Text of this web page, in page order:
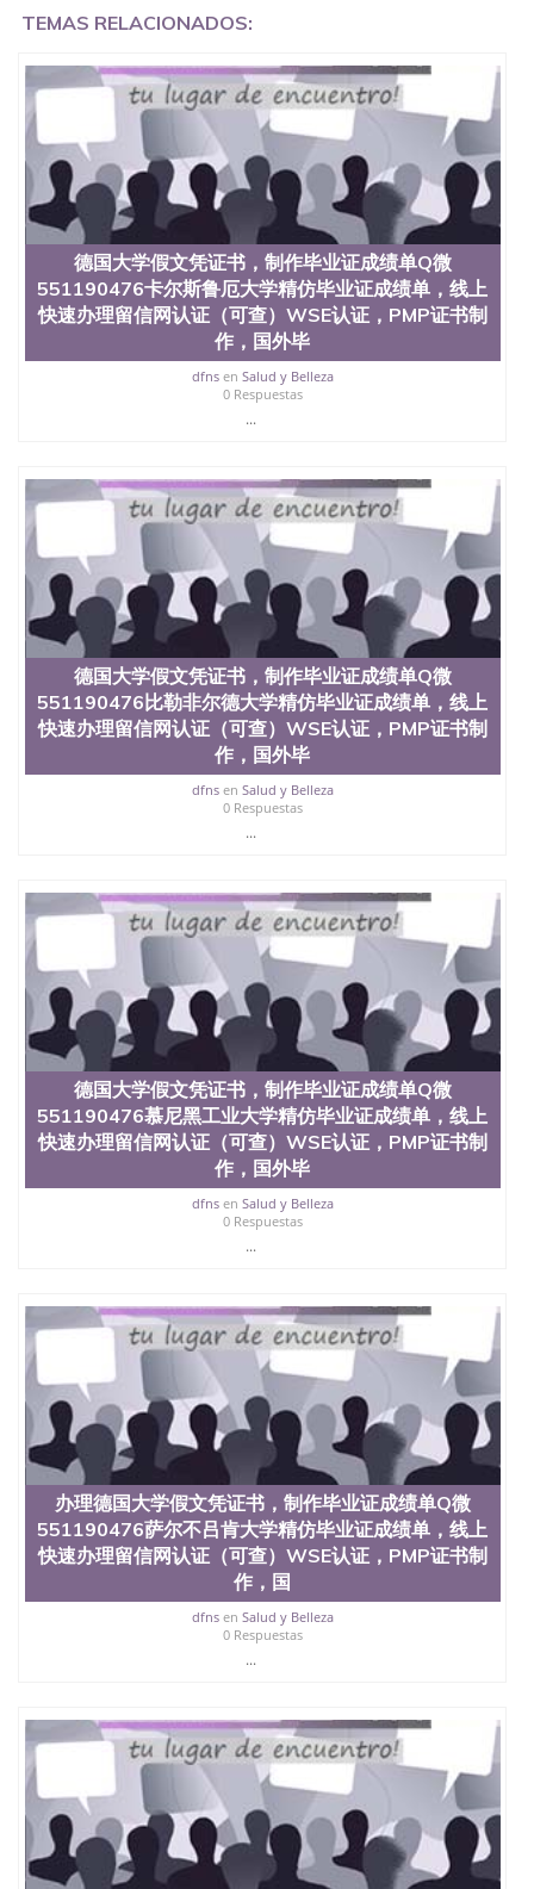
551190476国外大学文凭可以打工作吗551190476怎
证551190476哪里可以办理澳洲毕业证551190476留
学生在哪里可以买假毕业证551190476哪里可以办理
加拿大毕业证551190476申请学校办理假的毕业证成
绩单可以吗551190476哪里可以办理水印成绩单
551190476哪里可以修改成绩单GPA分数551190476
假毕业证能查出来吗551190476假文凭网上能查到吗
551190476 如何拿到国外毕业证QQ微信551190476办
假大学毕业证QQ微信551190476国外毕业证去哪认证
QQ微信551190476找毕业证封皮QQ微信551190476国
外毕业证外壳定制QQ微信551190476快速代办国外毕
业证QQ微信551190476快速拿到国外文凭QQ微信
551190476国外留学文凭认证QQ微信551190476国外
文凭回国认证QQ微信551190476泰国文凭办理QQ微
信551190476法国留学回国证明QQ微信551190476 国
外烫金照片QQ微信551190476外国文凭在中国有用吗
QQ微信551190476德国留学回国证明QQ微信
吗QQ微信551190476买国外文凭质量QQ微信
551190476国外本科毕业证怎么办理QQ微信
551190476国外大学文凭真制作QQ微信551190476办
国外文凭可找工作QQ微信551190476国外大学有毕业
证QQ微信551190476办理国外毕业证价格QQ微信
551190476国外编号查询QQ微信551190476办理国外
文凭要交定金吗QQ微信551190476办国外可查文凭
QQ微信551190476网上购买真文凭可信吗QQ微信
551190476学士学位证书查询机构QQ微信551190476
国外资格证书办理QQ微信551190476如何办理学历认
证QQ微信551190476海外文凭认证办理QQ微信
551190476 圣何塞州立大学（San Jose State
University, 又译为“圣荷西州立大学”）成立于1857
年，简称SJSU，是加州历史悠久的大学之一，也是美
西地区的公立大学之一。位于圣何塞市San Jose中
教育质量，被《福克斯》杂志评选为全美50强公立综
合性大学，每年有来自世界各地的成百上千的海外学
生前往求学。 至今，这是一所在世界上享有学术地
位、声誉、实习机会和影响力的高等教育机构，并获
誉为美国本科教育质量的核心代表。其计算机系与会
计系更是在当今美国大学教学排名中表现优异。其毕
业生大多可以在其所处地域的世界硅谷中心得到工作
机会。许多硅谷公司甚至在学生大三和大四的学期提
供许多相应科系的实习机会。无论是加州大学系统
(UC)，还是加州州立大学系统(CSU), 圣何塞州立大学
都占据着加州所有大学中的地理位置。 圣何塞州立大
学座落于硅谷(Silicon Valley), 于附近的旧金山-圣何塞
地区为全美的重要科技中心。约有学生三万人，超过
134种学士学科和65个硕士学科，并有来自世界60余
国的学生来此就读。其有名的科系如计算机科学，电
子工程学，工商管理学，艺术设计，和航空学等，深
受性肯定及好评；而各种大学部和研究所的商学课程
二、办理流程： 1、收集客户办理信息； 2、客户付
定金下单； 3、公司确认到账转制作点做电子图；
4、电子图做好发给客户确认； 5、电子图确认好转成
品部做成品； 6、成品做好拍照或者视频确认再付余
款； 7、快递给客户（国内顺丰，国外DHL）。 三、
真实网上可查的证明材料 1、教育部学历学位认证，
留服真实存档可查，存档。 2、留学回国人员证明
（使馆认证），使馆网站真实存档可查。 3、留信网
真实可查认证办理，存档可查，终身受用。 四、办理
流程农业科学院、艺术与建筑学院、商学院、交流学
院、地球及物质科学院、教育学院、工程学院、健康
与人类发展学院、信息工程与科学学院、人文学院、
护理学院、科学学院等。学校的教育学院排名在全美
前十名，工学院排名在前十五名，且继续攀升中。纽
约大学为学生们提供本科、硕士及博士学位。学校的
专业课程包括：会计学、MBA、财务、教育、建筑工
程、经济、医学、护理、文学、音乐、生物学、统计
理、材料科学、机械工程、航天工程、土木工程、数
学、化学、英语、社会科学、心理学、戏剧、市场营
销、机械工程、计算机科学、物理学、人工智能、商
科、金融专业 1、客户提供相关材料，确定客户办理
信息，给出操作方案； 2、补充毕业证成绩单等相关
材料； 3、留服注册申请账号，付定金； 4、预约递
交时间，公司人员陪同客户本人一起去留服递交材
TEMAS RELACIONADOS:
德国大学假文凭证书，制作毕业证成绩单Q微
551190476卡尔斯鲁厄大学精仿毕业证成绩单，线上
快速办理留信网认证（可查）WSE认证，PMP证书制
作，国外毕
dfnsen Salud y Belleza
0 Respuestas
...
德国大学假文凭证书，制作毕业证成绩单Q微
551190476比勒非尔德大学精仿毕业证成绩单，线上
快速办理留信网认证（可查）WSE认证，PMP证书制
作，国外毕
dfnsen Salud y Belleza
0 Respuestas
...
德国大学假文凭证书，制作毕业证成绩单Q微
551190476慕尼黑工业大学精仿毕业证成绩单，线上
快速办理留信网认证（可查）WSE认证，PMP证书制
作，国外毕
dfnsen Salud y Belleza
0 Respuestas
...
办理德国大学假文凭证书，制作毕业证成绩单Q微
551190476萨尔不吕肯大学精仿毕业证成绩单，线上
快速办理留信网认证（可查）WSE认证，PMP证书制
作，国
dfnsen Salud y Belleza
0 Respuestas
...